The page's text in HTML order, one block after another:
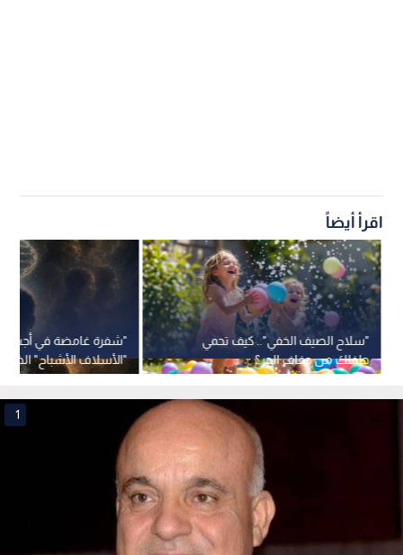
اقرأ أيضاً
"شفرة غامضة في
"الأسلاف الأشباح"
حمضنا النووي؟
"سلاح الصيف الخفي".. كيف تحمي
طفلك من جفاف الحر؟
1